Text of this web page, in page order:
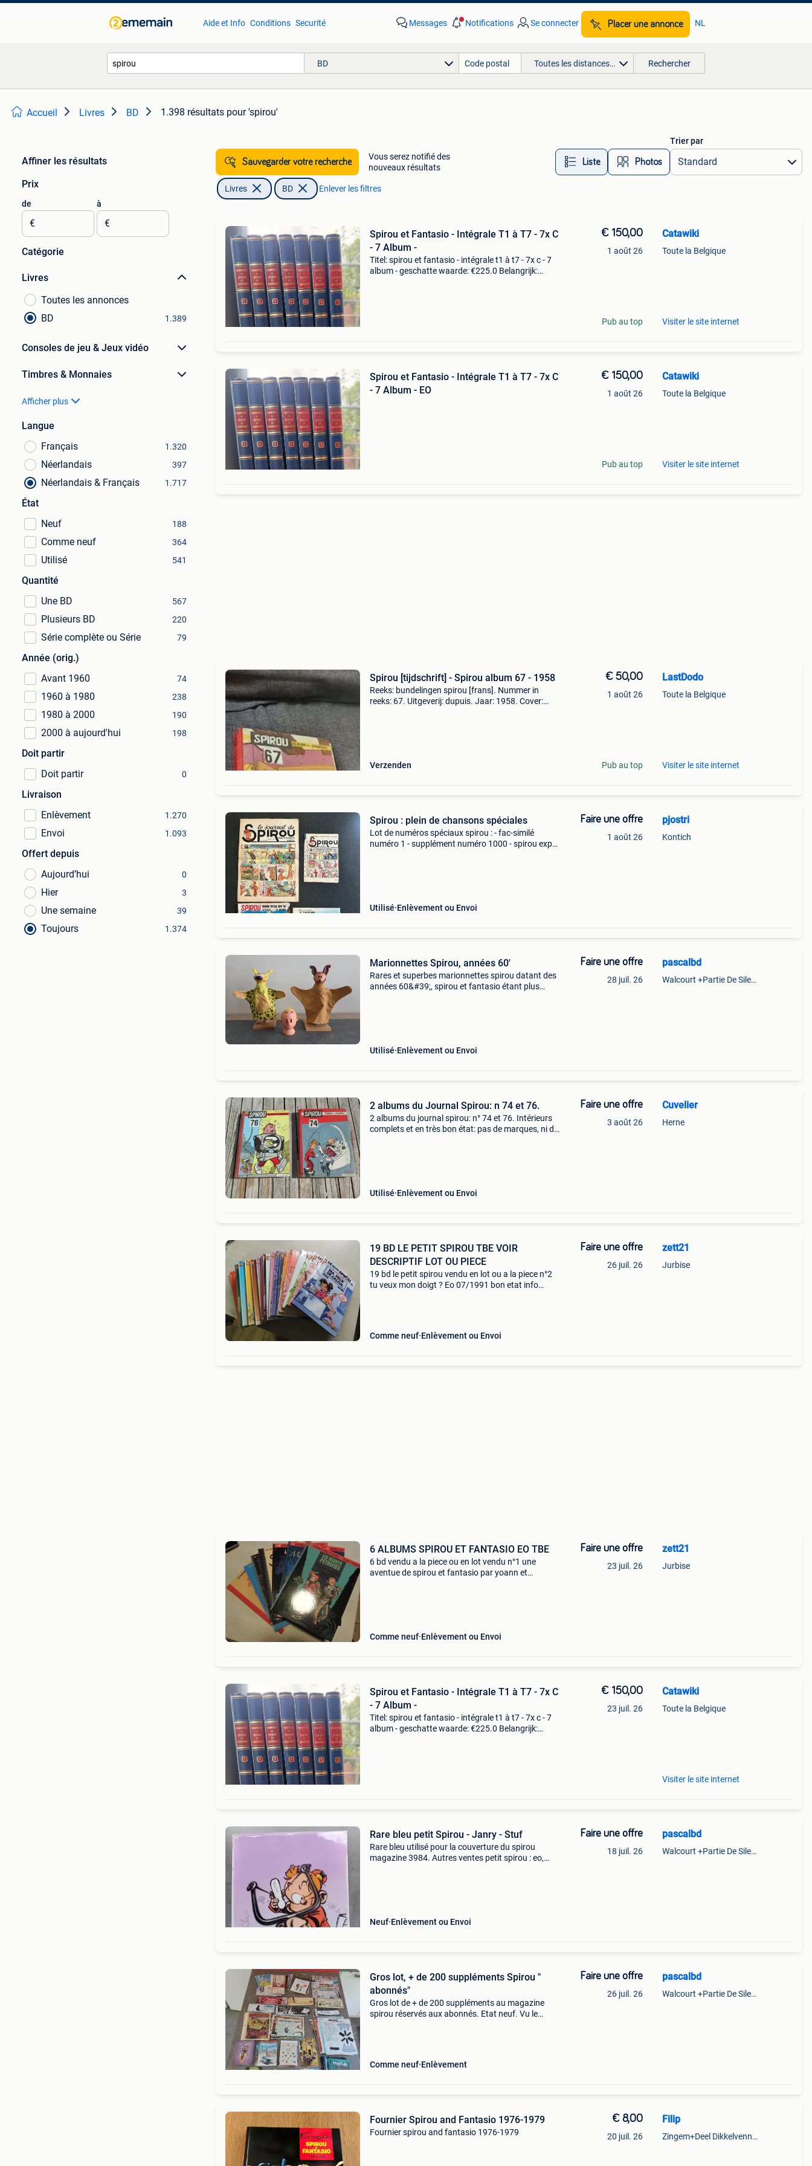
Aide et Info Conditions Securité Messages Notifications Se connecter Placer une annonce NL
BD Toutes les distances… Rechercher
Accueil Livres BD 1.398 résultats pour 'spirou'
Affiner les résultats
Prix
de
€
à
€
Catégorie
Livres
Toutes les annonces
BD
1.389
Consoles de jeu & Jeux vidéo
Timbres & Monnaies
Afficher plus
Langue
Français
1.320
Néerlandais 397
Néerlandais & Français 1.717
État
Neuf
188
Comme neuf 364
Utilisé 541
Quantité
Une BD
567
Plusieurs BD 220
Série complète ou Série 79
Année (orig.)
Avant 1960
74
1960 à 1980 238
1980 à 2000 190
2000 à aujourd'hui 198
Doit partir
Doit partir
0
Livraison
Enlèvement
1.270
Envoi 1.093
Offert depuis
Aujourd’hui
0
Hier 3
Une semaine 39
Toujours 1.374
Sauvegarder votre recherche
Vous serez notifié des
nouveaux résultats
Liste Photos
Trier par
Livres BD Enlever les filtres
Spirou et Fantasio - Intégrale T1 à T7 - 7x C
- 7 Album -
Titel: spirou et fantasio - intégrale t1 à t7 - 7x c - 7
album - geschatte waarde: €225.0 Belangrijk:
€ 150,00
1 août 26
Pub au top
Catawiki
Toute la Belgique
Visiter le site internet
Spirou et Fantasio - Intégrale T1 à T7 - 7x C
- 7 Album - EO
€ 150,00
1 août 26
Pub au top
Catawiki
Toute la Belgique
Visiter le site internet
Spirou [tijdschrift] - Spirou album 67 - 1958
Reeks: bundelingen spirou [frans]. Nummer in
reeks: 67. Uitgeverij: dupuis. Jaar: 1958. Cover:
Verzenden
€ 50,00
1 août 26
Pub au top
LastDodo
Toute la Belgique
Visiter le site internet
Spirou : plein de chansons spéciales
Lot de numéros spéciaux spirou : - fac-similé
numéro 1 - supplément numéro 1000 - spirou expo
Utilisé Enlèvement ou Envoi
Faire une offre
1 août 26
pjostri
Kontich
Marionnettes Spirou, années 60'
Rares et superbes marionnettes spirou datant des
années 60&#39;, spirou et fantasio étant plus
Utilisé Enlèvement ou Envoi
Faire une offre
28 juil. 26
pascalbd
Walcourt +Partie De Silenrieux
2 albums du Journal Spirou: n 74 et 76.
2 albums du journal spirou: n° 74 et 76. Intérieurs
complets et en très bon état: pas de marques, ni de
Utilisé Enlèvement ou Envoi
Faire une offre
3 août 26
Cuvelier
Herne
19 BD LE PETIT SPIROU TBE VOIR
DESCRIPTIF LOT OU PIECE
19 bd le petit spirou vendu en lot ou a la piece n°2
tu veux mon doigt ? Eo 07/1991 bon etat info
Comme neuf Enlèvement ou Envoi
Faire une offre
26 juil. 26
zett21
Jurbise
6 ALBUMS SPIROU ET FANTASIO EO TBE
6 bd vendu a la piece ou en lot vendu n°1 une
aventue de spirou et fantasio par yoann et
Comme neuf Enlèvement ou Envoi
Faire une offre
23 juil. 26
zett21
Jurbise
Spirou et Fantasio - Intégrale T1 à T7 - 7x C
- 7 Album -
Titel: spirou et fantasio - intégrale t1 à t7 - 7x c - 7
album - geschatte waarde: €225.0 Belangrijk:
€ 150,00
23 juil. 26
Catawiki
Toute la Belgique
Visiter le site internet
Rare bleu petit Spirou - Janry - Stuf
Rare bleu utilisé pour la couverture du spirou
magazine 3984. Autres ventes petit spirou : eo,
Neuf Enlèvement ou Envoi
Faire une offre
18 juil. 26
pascalbd
Walcourt +Partie De Silenrieux
Gros lot, + de 200 suppléments Spirou "
abonnés"
Gros lot de + de 200 suppléments au magazine
spirou réservés aux abonnés. Etat neuf. Vu le
Comme neuf Enlèvement
Faire une offre
26 juil. 26
pascalbd
Walcourt +Partie De Silenrieux
Fournier Spirou and Fantasio 1976-1979
Fournier spirou and fantasio 1976-1979
€ 8,00
20 juil. 26
Filip
Zingem+Deel Dikkelvenne En Nederzwalm-Hermelgem